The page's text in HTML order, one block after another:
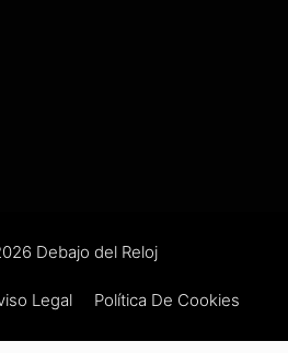
Debajo del Reloj
Legal Política De Cookies